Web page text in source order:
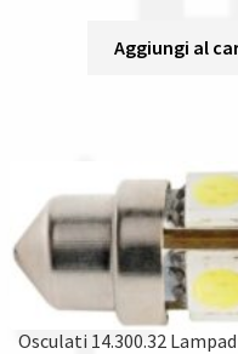
Aggiungi al
Osculati 14.300.32